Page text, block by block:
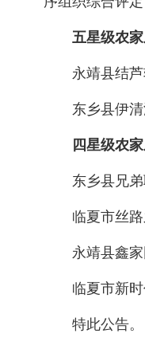
五星级农家
永靖县结
东乡县伊
四星级农家
东乡县兄
临夏市丝
永靖县鑫
临夏市新
特此公告。